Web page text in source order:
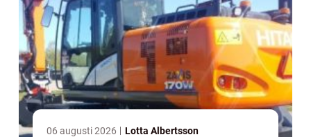
06 augusti 2026 Lotta Albertsson